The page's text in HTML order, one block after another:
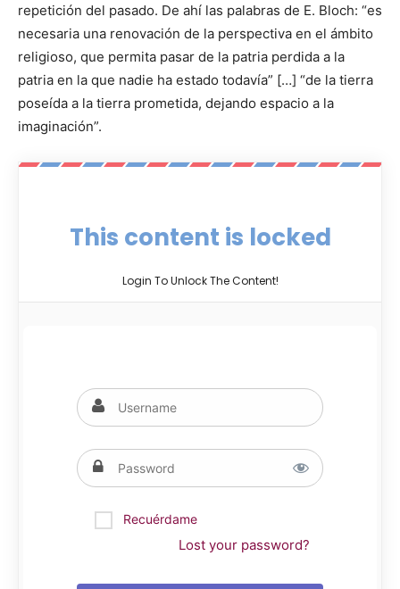
repetición del pasado. De ahí las palabras de E. Bloch: “es
necesaria una renovación de la perspectiva en el ámbito
religioso, que permita pasar de la patria perdida a la
patria en la que nadie ha estado todavía” […] “de la tierra
poseída a la tierra prometida, dejando espacio a la
imaginación”.
This content is locked
Login To Unlock The Content!
Recuérdame
Lost your password?